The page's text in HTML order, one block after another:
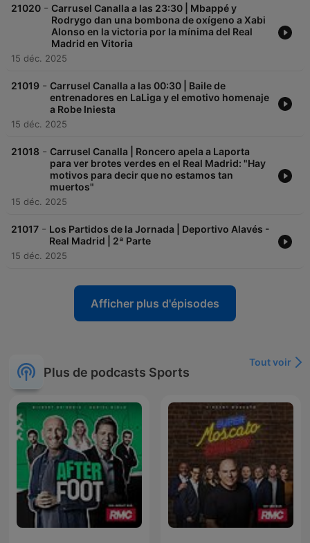
21020 - Carrusel Canalla a las 23:30 | Mbappé y
Rodrygo dan una bombona de oxígeno a Xabi
Alonso en la victoria por la mínima del Real
Madrid en Vitoria
15 déc. 2025
21019 - Carrusel Canalla a las 00:30 | Baile de
entrenadores en LaLiga y el emotivo homenaje
a Robe Iniesta
15 déc. 2025
21018 - Carrusel Canalla | Roncero apela a Laporta
para ver brotes verdes en el Real Madrid: "Hay
motivos para decir que no estamos tan
muertos"
15 déc. 2025
21017 - Los Partidos de la Jornada | Deportivo Alavés -
Real Madrid | 2ª Parte
15 déc. 2025
Afficher plus d'épisodes
Plus de podcasts Sports
Tout voir